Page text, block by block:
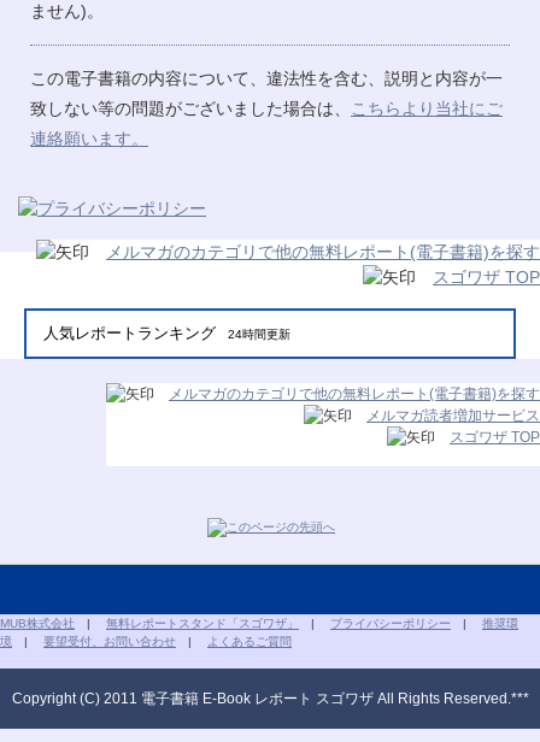
ません)。
この電子書籍の内容について、違法性を含む、説明と内容が一
致しない等の問題がございました場合は、
こちらより当社にご
連絡願います。
メルマガのカテゴリで他の無料レポート(電子書籍)を探す
スゴワザ TOP
人気レポートランキング 24時間更新
メルマガのカテゴリで他の無料レポート(電子書籍)を探す
メルマガ読者増加サービス
スゴワザ TOP
MUB株式会社 | 無料レポートスタンド「スゴワザ」 | プライバシーポリシー | 推奨環
境 | 要望受付、お問い合わせ | よくあるご質問
Copyright (C) 2011 電子書籍 E-Book レポート スゴワザ All Rights Reserved.***